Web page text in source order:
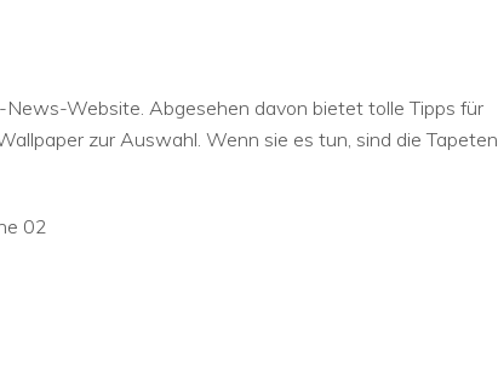
Website. Abgesehen davon bietet tolle Tipps für
zur Auswahl. Wenn sie es tun, sind die Tapeten